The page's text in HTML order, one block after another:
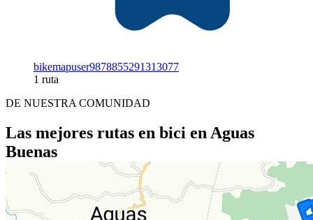
bikemapuser9878855291313077
1 ruta
DE NUESTRA COMUNIDAD
Las mejores rutas en bici en Aguas
Buenas